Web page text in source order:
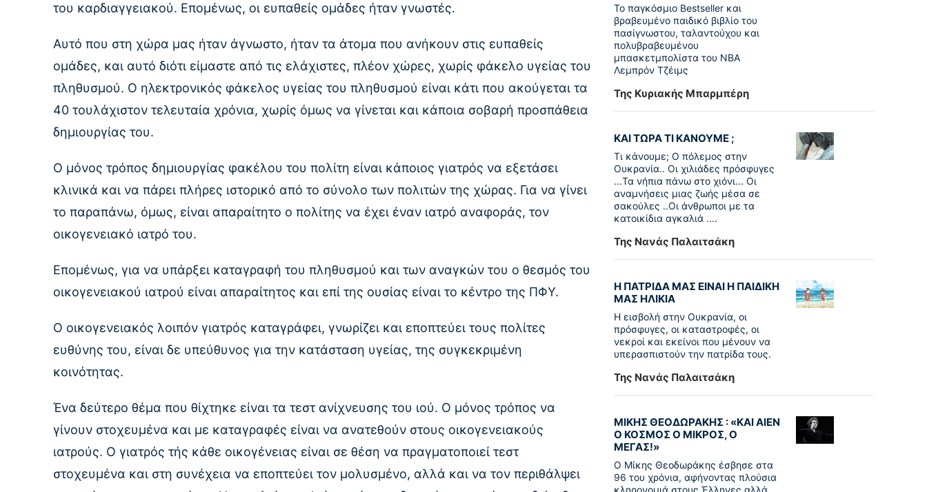
του καρδιαγγειακού. Επομένως, οι ευπαθείς ομάδες ήταν γνωστές.
Αυτό που στη χώρα μας ήταν άγνωστο, ήταν τα άτομα που ανήκουν στις ευπαθείς
ομάδες, και αυτό διότι είμαστε από τις ελάχιστες, πλέον χώρες, χωρίς φάκελο υγείας του
πληθυσμού. Ο ηλεκτρονικός φάκελος υγείας του πληθυσμού είναι κάτι που ακούγεται τα
40 τουλάχιστον τελευταία χρόνια, χωρίς όμως να γίνεται και κάποια σοβαρή προσπάθεια
δημιουργίας του.
Ο μόνος τρόπος δημιουργίας φακέλου του πολίτη είναι κάποιος γιατρός να εξετάσει
κλινικά και να πάρει πλήρες ιστορικό από το σύνολο των πολιτών της χώρας. Για να γίνει
το παραπάνω, όμως, είναι απαραίτητο ο πολίτης να έχει έναν ιατρό αναφοράς, τον
οικογενειακό ιατρό του.
Επομένως, για να υπάρξει καταγραφή του πληθυσμού και των αναγκών του ο θεσμός του
οικογενειακού ιατρού είναι απαραίτητος και επί της ουσίας είναι το κέντρο της ΠΦΥ.
Ο οικογενειακός λοιπόν γιατρός καταγράφει, γνωρίζει και εποπτεύει τους πολίτες
ευθύνης του, είναι δε υπεύθυνος για την κατάσταση υγείας, της συγκεκριμένη
κοινότητας.
Ένα δεύτερο θέμα που θίχτηκε είναι τα τεστ ανίχνευσης του ιού. Ο μόνος τρόπος να
γίνουν στοχευμένα και με καταγραφές είναι να ανατεθούν στους οικογενειακούς
ιατρούς. Ο γιατρός τής κάθε οικογένειας είναι σε θέση να πραγματοποιεί τεστ
στοχευμένα και στη συνέχεια να εποπτεύει τον μολυσμένο, αλλά και να τον περιθάλψει
To παγκόσµιο Bestseller και
βραβευµένο παιδικό βιβλίο του
πασίγνωστου, ταλαντούχου και
πολυβραβευµένου
µπασκετµπολίστα του NBA
Λεµπρόν Τζέιμς
Της Κυριακής Μπαρμπέρη
ΚΑΙ ΤΩΡΑ ΤΙ ΚΑΝΟΥΜΕ ;
Τι κάνουμε; Ο πόλεμος στην
Ουκρανία.. Οι χιλιάδες πρόσφυγες
...Τα νήπια πάνω στο χιόνι... Οι
αναμνήσεις μιας ζωής μέσα σε
σακούλες ..Οι άνθρωποι με τα
κατοικίδια αγκαλιά ....
Της Νανάς Παλαιτσάκη
Η ΠΑΤΡΙΔΑ ΜΑΣ ΕΙΝΑΙ Η ΠΑΙΔΙΚΗ
ΜΑΣ ΗΛΙΚΙΑ
Η εισβολή στην Ουκρανία, οι
πρόσφυγες, οι καταστροφές, οι
νεκροί και εκείνοι που μένουν να
υπερασπιστούν την πατρίδα τους.
Της Νανάς Παλαιτσάκη
ΜΙΚΗΣ ΘΕΟΔΩΡΑΚΗΣ : «KAI ΑΙΕΝ
Ο ΚΟΣΜΟΣ Ο ΜΙΚΡΟΣ, Ο
ΜΕΓΑΣ!»
Ο Μίκης Θεοδωράκης έσβησε στα
96 του χρόνια, αφήνοντας πλούσια